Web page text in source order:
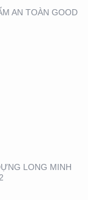
AN TOÀN GOOD
LONG MINH